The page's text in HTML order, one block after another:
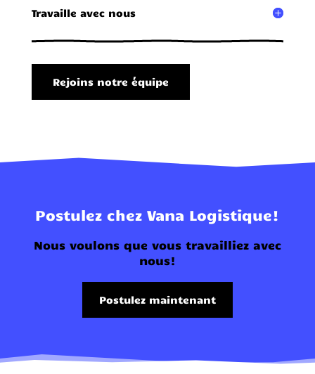
Travaille avec nous
Rejoins notre équipe
Postulez chez Vana Logistique!
Nous voulons que vous travailliez avec
nous!
Postulez maintenant